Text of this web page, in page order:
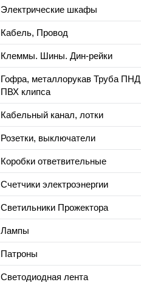
Электрические шкафы
Кабель, Провод
Клеммы. Шины. Дин-рейки
Гофра, металлорукав Труба ПНД
ПВХ клипса
Кабельный канал, лотки
Розетки, выключатели
Коробки ответвительные
Счетчики электроэнергии
Светильники Прожектора
Лампы
Патроны
Светодиодная лента